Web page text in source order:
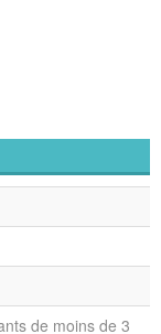
de moins de 3